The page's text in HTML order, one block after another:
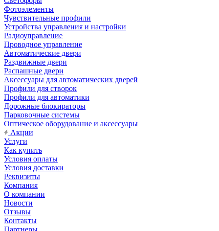
Фотоэлементы
Чувствительные профили
Устройства управления и настройки
Радиоуправление
Проводное управление
Автоматические двери
Раздвижные двери
Распашные двери
Аксессуары для автоматических дверей
Профили для створок
Профили для автоматики
Дорожные блокираторы
Парковочные системы
Оптическое оборудование и аксессуары
Акции
Услуги
Как купить
Условия оплаты
Условия доставки
Реквизиты
Компания
О компании
Новости
Отзывы
Контакты
Партнеры